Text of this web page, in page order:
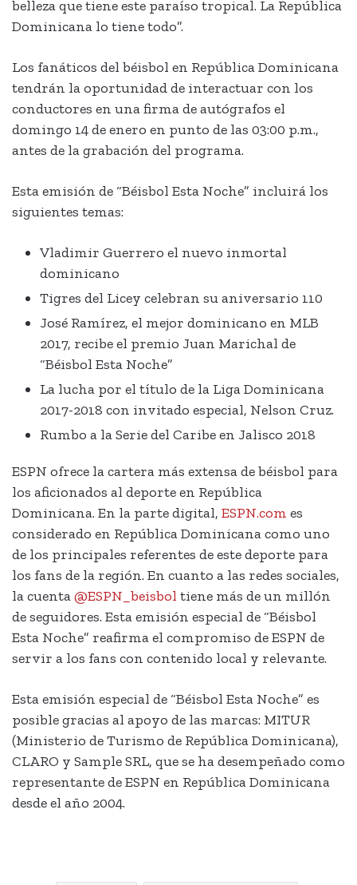
belleza que tiene este paraíso tropical. La República
Dominicana lo tiene todo”.
Los fanáticos del béisbol en República Dominicana
tendrán la oportunidad de interactuar con los
conductores en una firma de autógrafos el
domingo 14 de enero en punto de las 03:00 p.m.,
antes de la grabación del programa.
Esta emisión de “Béisbol Esta Noche” incluirá los
siguientes temas:
Vladimir Guerrero el nuevo inmortal
dominicano
Tigres del Licey celebran su aniversario 110
José Ramírez, el mejor dominicano en MLB
2017, recibe el premio Juan Marichal de
“Béisbol Esta Noche”
La lucha por el título de la Liga Dominicana
2017-2018 con invitado especial, Nelson Cruz.
Rumbo a la Serie del Caribe en Jalisco 2018
ESPN ofrece la cartera más extensa de béisbol para
los aficionados al deporte en República
Dominicana. En la parte digital, ESPN.com es
considerado en República Dominicana como uno
de los principales referentes de este deporte para
los fans de la región. En cuanto a las redes sociales,
la cuenta@ESPN_beisbol tiene más de un millón
de seguidores. Esta emisión especial de “Béisbol
Esta Noche” reafirma el compromiso de ESPN de
servir a los fans con contenido local y relevante.
Esta emisión especial de “Béisbol Esta Noche” es
posible gracias al apoyo de las marcas: MITUR
(Ministerio de Turismo de República Dominicana),
CLARO y Sample SRL, que se ha desempeñado como
representante de ESPN en República Dominicana
desde el año 2004.